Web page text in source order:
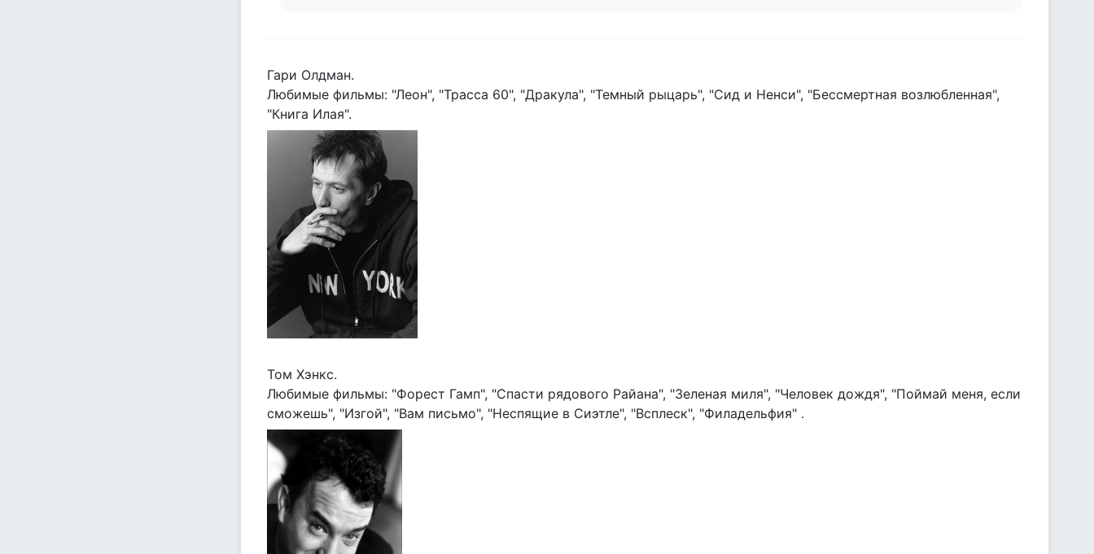
Гари Олдман.
Любимые фильмы: "Леон", "Трасса 60", "Дракула", "Темный рыцарь", "Сид и Ненси", "Бессмертная возлюбленная",
"Книга Илая".
Том Хэнкс.
Любимые фильмы: "Форест Гамп", "Спасти рядового Райана", "Зеленая миля", "Человек дождя", "Поймай меня, если
сможешь", "Изгой", "Вам письмо", "Неспящие в Сиэтле", "Всплеск", "Филадельфия" .